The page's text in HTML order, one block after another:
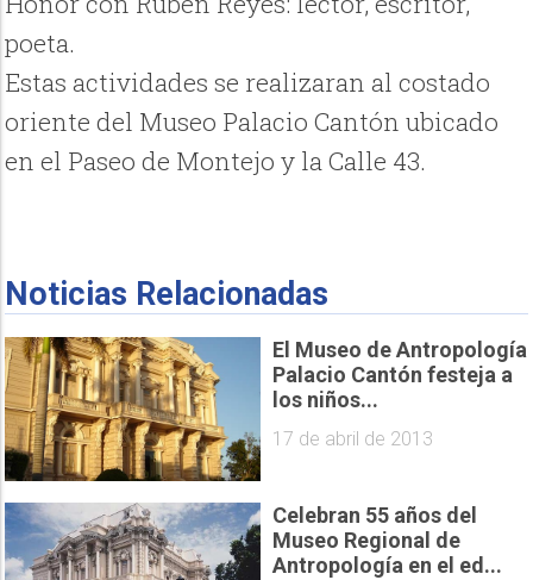
poeta.
Estas actividades se realizaran al costado
oriente del Museo Palacio Cantón ubicado
en el Paseo de Montejo y la Calle 43.
Noticias Relacionadas
El Museo de Antropología
Palacio Cantón festeja a
los niños...
17 de abril de 2013
Celebran 55 años del
Museo Regional de
Antropología en el ed...